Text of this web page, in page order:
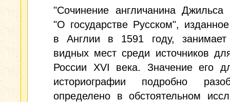
"Сочинение англичанина Джильса
"О государстве Русском",
в Англии в 1591 году,
видных мест среди источников
России XVI века. Значение его
историографии подробно
определено в обстоятельном